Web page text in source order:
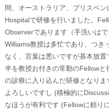
間、オーストラリア、ブリスベ
Hospitalで研修を行いました。
Observerであります（手洗いは
Williams教授は多忙であり、つき
なく、言葉は悪いですが基本放
半を教授お付きの常勤のFellow
の診療に入り込んだ研修となり
よろしいですし (積極的に
なほうが有利です (Fellowに頼り